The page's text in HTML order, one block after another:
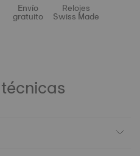
Envío
gratuito
Relojes
Swiss Made